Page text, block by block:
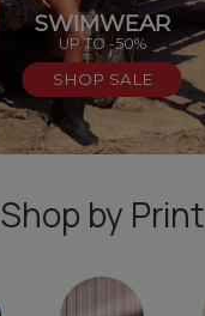
SWIMWEAR
UP TO -50%
SHOP SALE
Shop by Print